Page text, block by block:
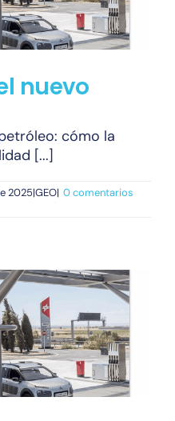
nuevo
cómo la
[...]
2025|GEO| 0 comentarios